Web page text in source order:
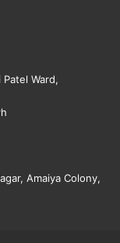
Patel Ward,
Amaiya Colony,